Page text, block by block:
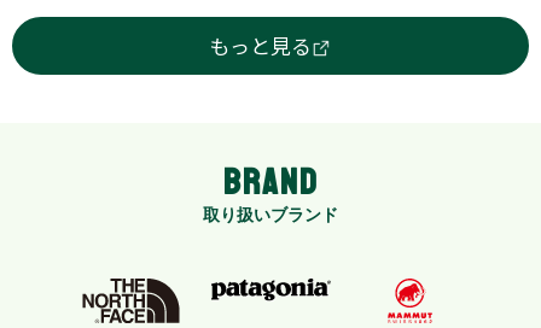
Staff of our KOUJITUSANSO, not to mention
mountain climbing we always enjoy a
Store Introduction：
(the Japanese outdoor wear maker which
makes full use of advanced fiber).
もっと見る
BRAND
取り扱いブランド